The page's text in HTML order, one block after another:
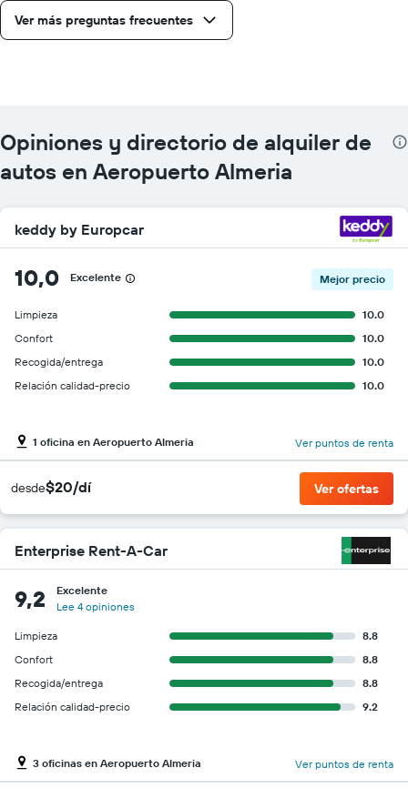
Ver más preguntas frecuentes
Opiniones y directorio de alquiler de
autos en Aeropuerto Almeria
keddy by Europcar
10,0 Excelente Mejor precio
Limpieza
10.0
Confort
10.0
Recogida/entrega
10.0
Relación calidad-precio
10.0
1 oficina en Aeropuerto Almeria Ver puntos de renta
desde$20/dí Ver ofertas
Enterprise Rent-A-Car
9,2
Excelente
Lee 4 opiniones
Limpieza
8.8
Confort
8.8
Recogida/entrega
8.8
Relación calidad-precio
9.2
3 oficinas en Aeropuerto Almeria Ver puntos de renta